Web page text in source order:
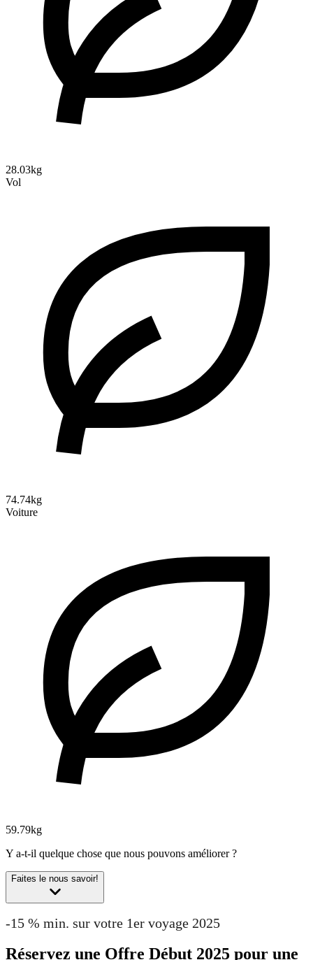
28.03kg
Vol
74.74kg
Voiture
59.79kg
Y a-t-il quelque chose que nous pouvons améliorer ?
Faites le nous savoir!
-15 % min. sur votre 1er voyage 2025
Réservez une Offre Début 2025 pour une